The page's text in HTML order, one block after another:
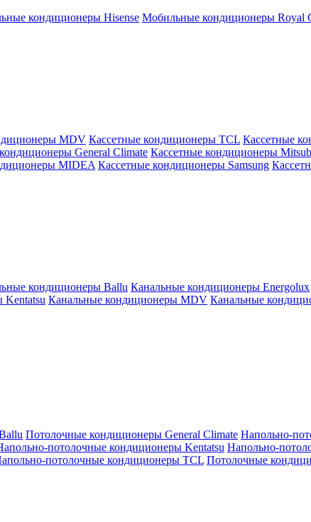
кондиционеры Hisense Мобильные кондиционеры Royal
MDV Кассетные кондиционеры TCL Кассетные
General Climate Кассетные кондиционеры
MIDEA Кассетные кондиционеры Samsung
кондиционеры Ballu Канальные кондиционеры Energolux
Kentatsu Канальные кондиционеры MDV Канальные
Потолочные кондиционеры General Climate Напольно-
потолочные кондиционеры Kentatsu Напольно-
потолочные кондиционеры TCL Потолочные